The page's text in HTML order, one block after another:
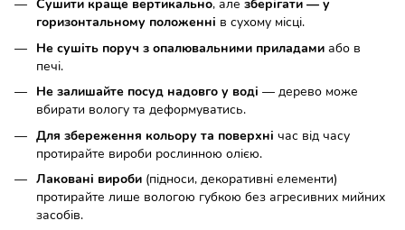
Сушити краще вертикально, але зберігати — у
горизонтальному положенні в сухому місці.
Не сушіть поруч з опалювальними приладами або в
печі.
Не залишайте посуд надовго у воді — дерево може
вбирати вологу та деформуватись.
Для збереження кольору та поверхні час від часу
протирайте вироби рослинною олією.
Лаковані вироби (підноси, декоративні елементи)
протирайте лише вологою губкою без агресивних мийних
засобів.